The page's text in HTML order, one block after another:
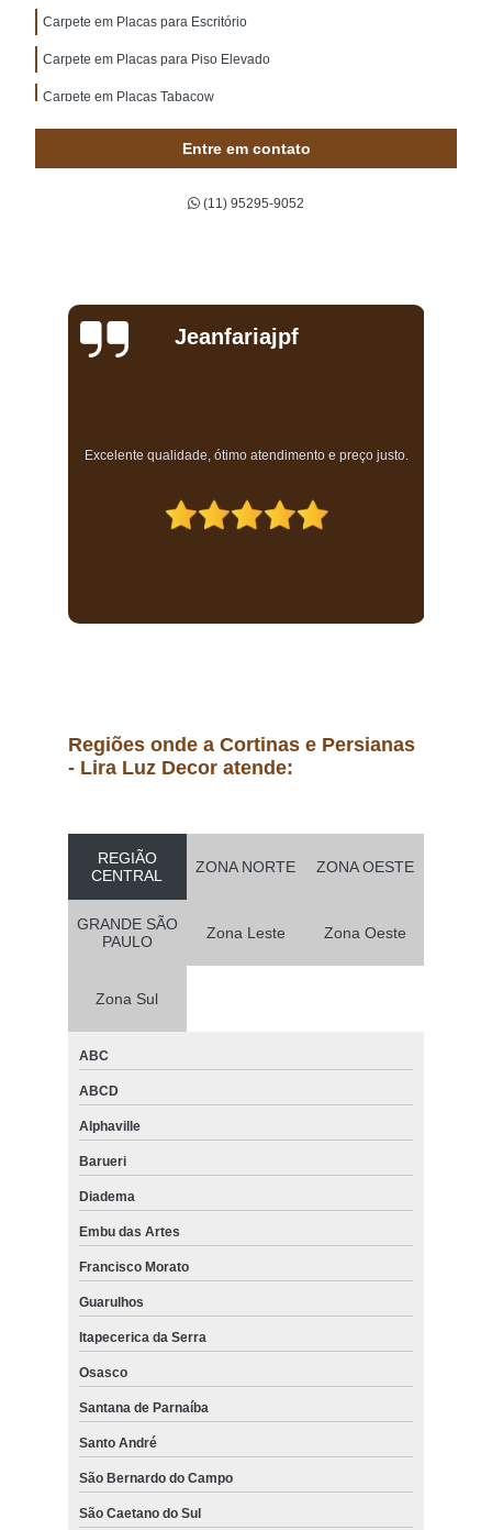
Carpete em Placas para Escritório
Carpete em Placas para Piso Elevado
Carpete em Placas Tabacow
Entre em contato
(11) 95295-9052
Jeanfariajpf
Excelente qualidade, ótimo atendimento e preço justo.
Regiões onde a Cortinas e Persianas
- Lira Luz Decor atende:
REGIÃO
CENTRAL
ZONA NORTE ZONA OESTE
GRANDE SÃO
PAULO
Zona Leste Zona Oeste
Zona Sul
ABC
ABCD
Alphaville
Barueri
Diadema
Embu das Artes
Francisco Morato
Guarulhos
Itapecerica da Serra
Osasco
Santana de Parnaíba
Santo André
São Bernardo do Campo
São Caetano do Sul